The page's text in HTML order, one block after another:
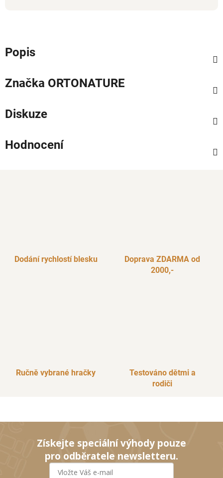
Popis
Značka ORTONATURE
Diskuze
Hodnocení
Dodání rychlostí blesku
Doprava ZDARMA od
2000,-
Ručně vybrané hračky
Testováno dětmi a
rodiči
Získejte speciální výhody pouze
pro odběratele newsletteru.